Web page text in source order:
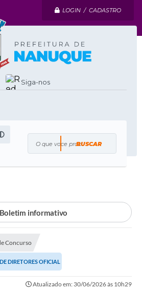
LOGIN / CADASTRO
Siga-nos
O que voce procura?
Boletim informativo
Concurso
DIRETORES OFICIAL
Atualizado em: 30/06/2026 às 10h29